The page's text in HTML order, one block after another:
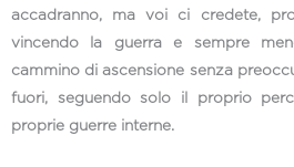
accadranno, ma voi ci credete,
vincendo la guerra e sempre
cammino di ascensione senza
fuori, seguendo solo il proprio
proprie guerre interne.